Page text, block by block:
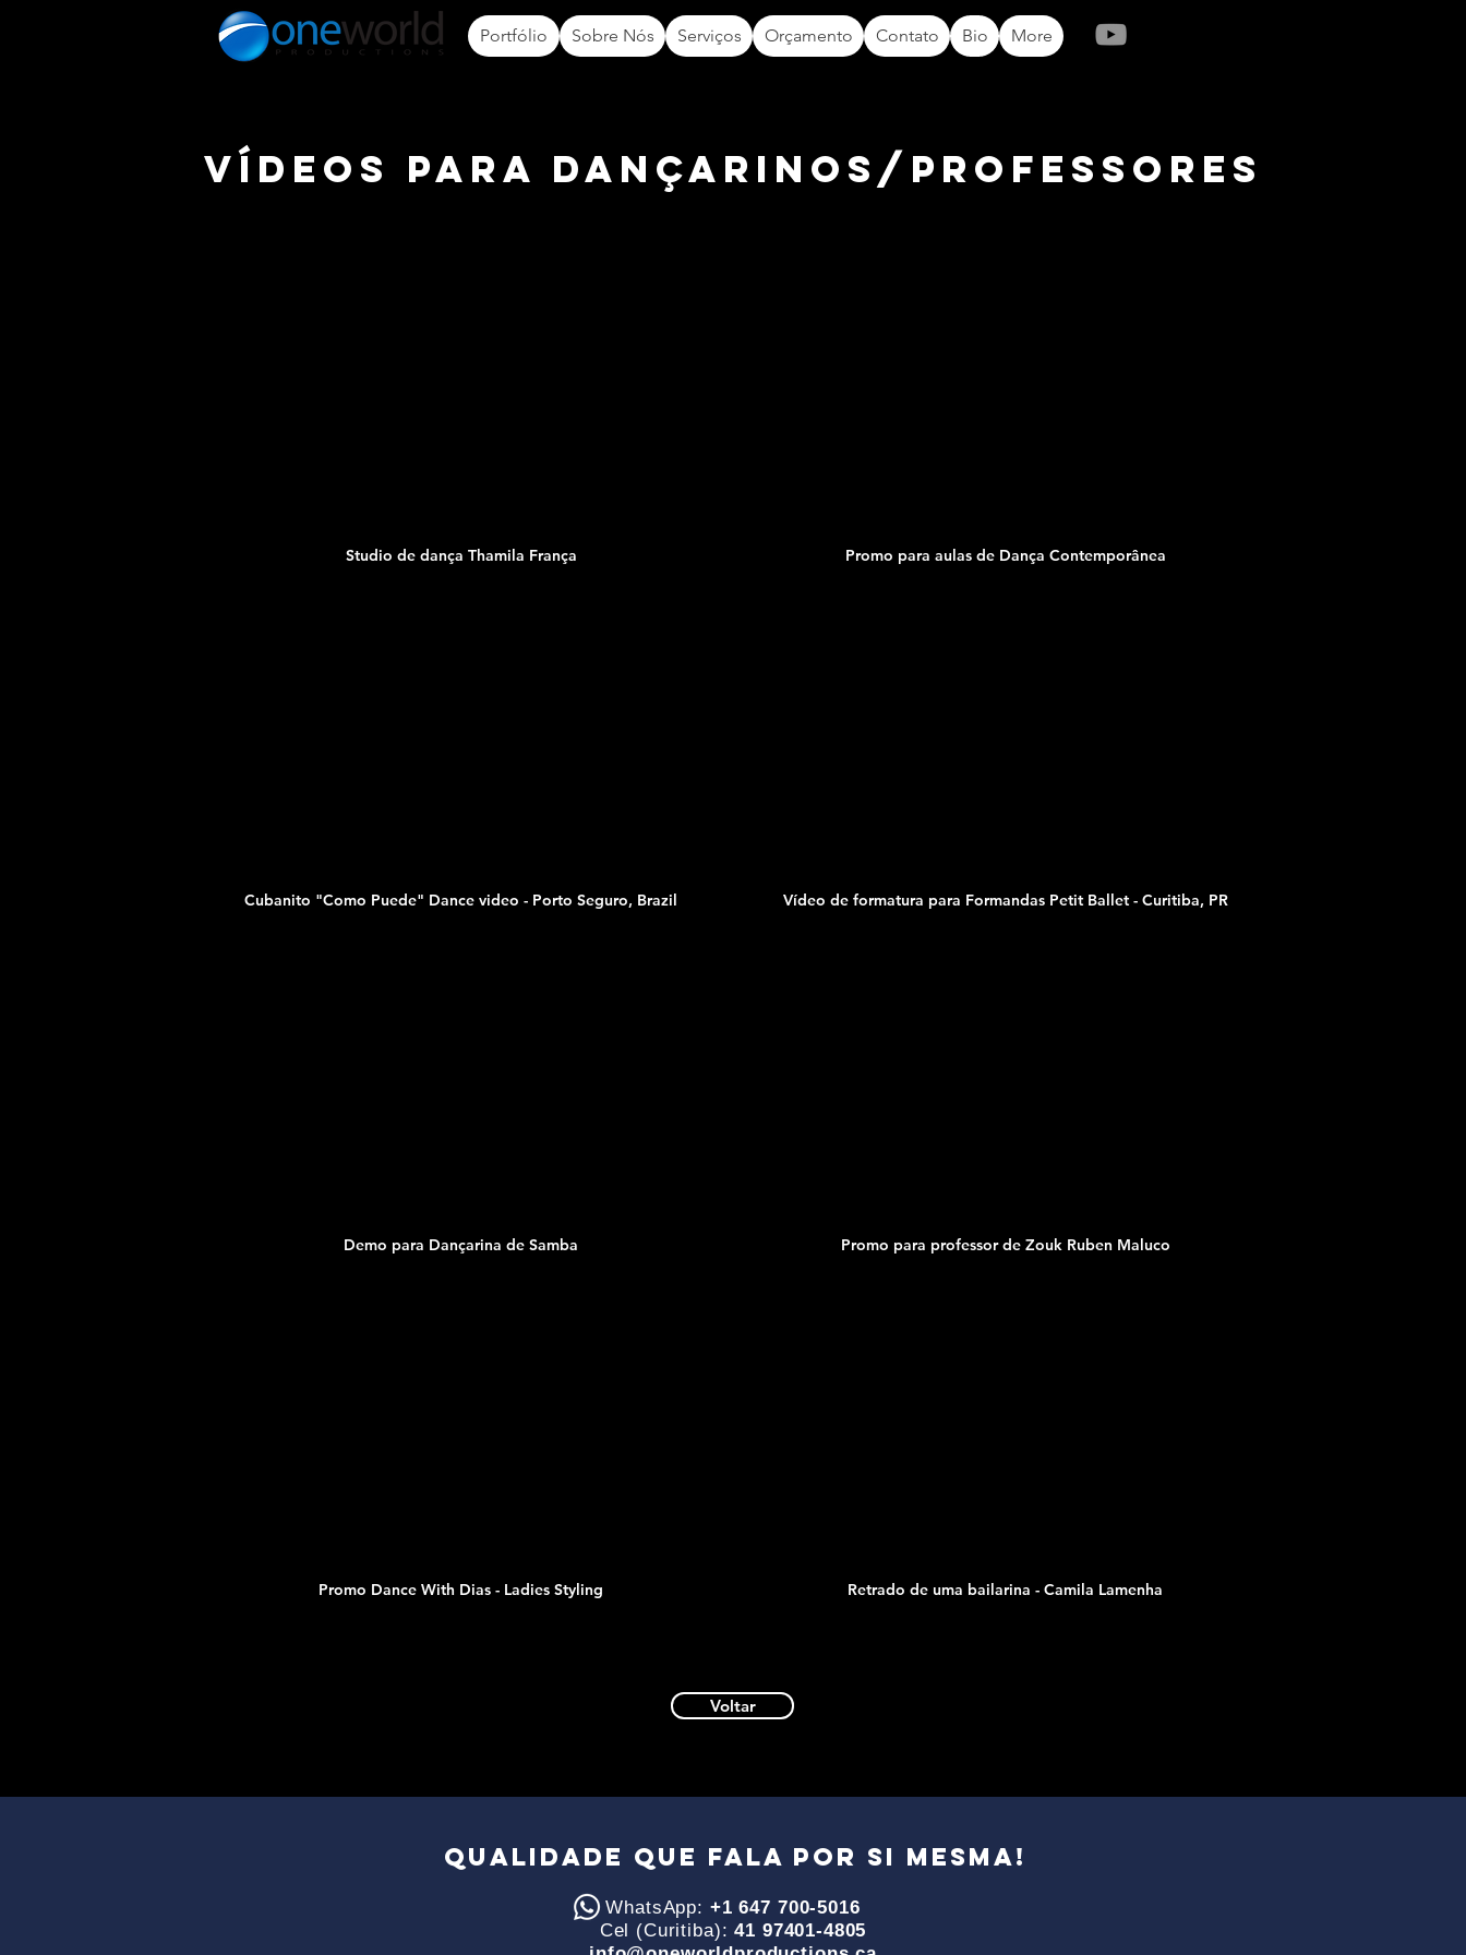
Portfólio Sobre Nós Serviços Orçamento Contato Bio More
Vídeos para dançarinos/professores
Studio de dança Thamila França
Cubanito "Como Puede" Dance video - Porto Seguro, Brazil
Demo para Dançarina de Samba
Promo Dance With Dias - Ladies Styling
Promo para aulas de Dança Contemporânea
Vídeo de formatura para Formandas Petit Ballet - Curitiba, PR
Promo para professor de Zouk Ruben Maluco
Retrado de uma bailarina - Camila Lamenha
Voltar
QUALIDADE QUE FALA POR SI mesma!
WhatsApp: +1 647 700-5016
Cel (Curitiba): 41 97401-4805